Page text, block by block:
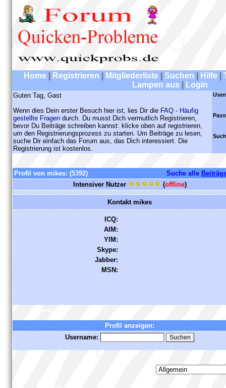
Home Registrieren Mitgliederliste Suchen Hilfe
Lampen aus
Login
Guten Tag, Gast
Wenn dies Dein erster Besuch hier ist, lies Dir die FAQ - Häufig
gestellte Fragen durch. Du musst Dich vermutlich Registrieren,
bevor Du Beiträge schreiben kannst: klicke oben auf registrieren,
um den Registrierungsprozess zu starten. Um Beiträge zu lesen,
suche Dir einfach das Forum aus, das Dich interessiert. Die
Registrierung ist kostenlos.
Profil von mikes: (5392) Suche alle
Intensiver Nutzer
(offline)
Kontakt mikes
ICQ:
AIM:
YIM:
Skype:
Jabber:
MSN:
Profil anzeigen:
Username: